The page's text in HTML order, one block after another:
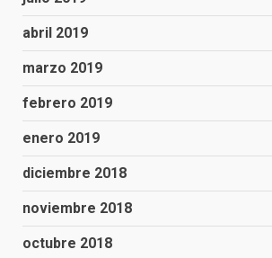
abril 2019
marzo 2019
febrero 2019
enero 2019
diciembre 2018
noviembre 2018
octubre 2018